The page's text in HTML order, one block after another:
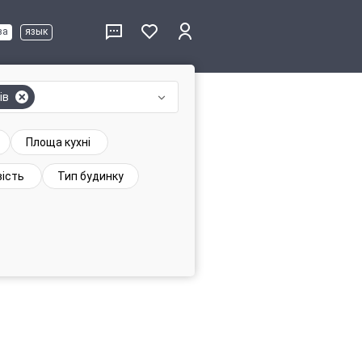
язык
Площа кухні
Тип будинку